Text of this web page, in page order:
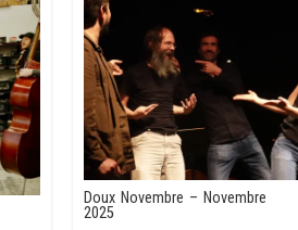
Doux Novembre – Novembre
2025